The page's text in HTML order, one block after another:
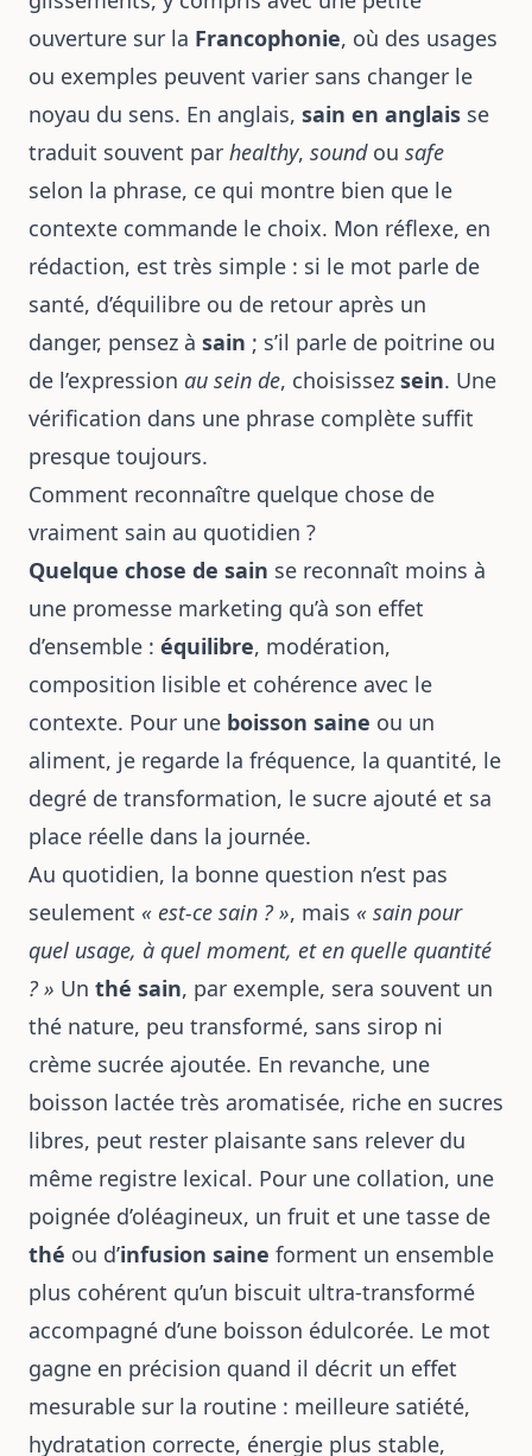
ouverture sur la Francophonie, où des usages
ou exemples peuvent varier sans changer le
noyau du sens. En anglais, sain en anglais se
traduit souvent par healthy, soundou safe
selon la phrase, ce qui montre bien que le
contexte commande le choix. Mon réflexe, en
rédaction, est très simple : si le mot parle de
santé, d’équilibre ou de retour après un
danger, pensez à sain ; s’il parle de poitrine ou
de l’expression au sein de, choisissez sein. Une
vérification dans une phrase complète suffit
presque toujours.
Comment reconnaître quelque chose de
vraiment sain au quotidien ?
Quelque chose de sain se reconnaît moins à
une promesse marketing qu’à son effet
d’ensemble : équilibre, modération,
composition lisible et cohérence avec le
contexte. Pour une boisson saine ou un
aliment, je regarde la fréquence, la quantité, le
degré de transformation, le sucre ajouté et sa
place réelle dans la journée.
Au quotidien, la bonne question n’est pas
seulement « est-ce sain ? », mais « sain pour
quel usage, à quel moment, et en quelle quantité
? » Un thé sain, par exemple, sera souvent un
thé nature, peu transformé, sans sirop ni
crème sucrée ajoutée. En revanche, une
boisson lactée très aromatisée, riche en sucres
libres, peut rester plaisante sans relever du
même registre lexical. Pour une collation, une
poignée d’oléagineux, un fruit et une tasse de
thé ou d’infusion saine forment un ensemble
plus cohérent qu’un biscuit ultra-transformé
accompagné d’une boisson édulcorée. Le mot
gagne en précision quand il décrit un effet
mesurable sur la routine : meilleure satiété,
hydratation correcte, énergie plus stable,